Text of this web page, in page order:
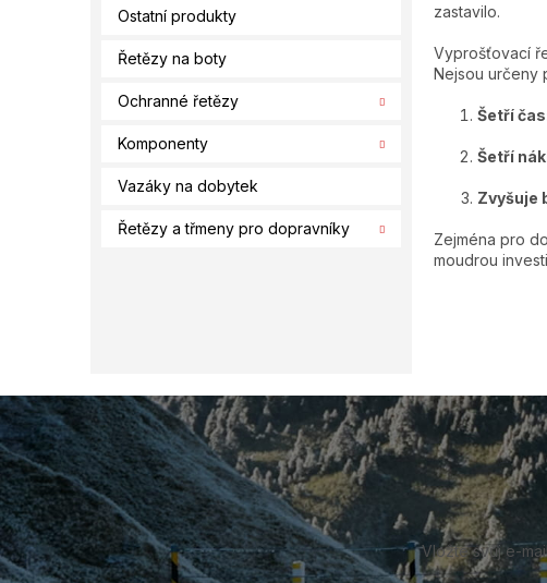
Ostatní produkty
Řetězy na boty
Ochranné řetězy
Komponenty
Vazáky na dobytek
Řetězy a třmeny pro dopravníky
zastavilo.
Vyprošťovací
Nejsou určeny
Šetří
Šetří
Zvyšuje
Zejména pro
moudrou
Z
á
p
a
t
í
Vložte svůj e-